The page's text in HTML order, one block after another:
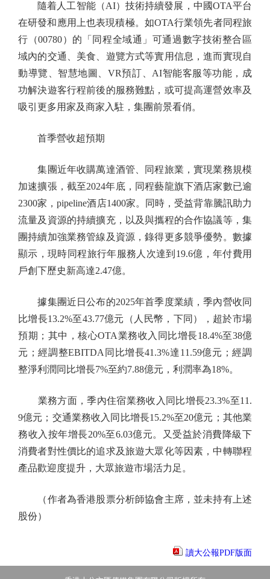
隨着人工智能（AI）技術持續發展，中國OTA平台
在研發和應用上也表現積極。如OTA行業領先者同程旅
行（00780）的「同程全域通」可通過數字技術整合區
域內的交通、美食、遊覽方式等實用信息，進而實現自
動導覽、智慧地圖、VR預訂、AI智能客服等功能，成
功解決遊客行程前後的服務難點，或可提高運營效率及
吸引更多用家及商家入駐，集團前景看俏。
首季營收超預期
集團近年收購萬達酒管、同程旅業，實現業務規模
加速擴張，截至2024年底，同程藝龍旗下酒店家數已逾
2300家，pipeline酒店1400家。同時，受益背靠騰訊助力
流量及資源的持續擴充，以及與攜程的合作協議等，集
團持續加強業務管線及資源，錄得更多競爭優勢。數據
顯示，現時同程旅行年服務人次達到19.6億，年付費用
戶創下歷史新高達2.47億。
據集團近日公布的2025年首季度業績，季內營收同
比增長13.2%至43.77億元（人民幣，下同），超於市場
預期；其中，核心OTA業務收入同比增長18.4%至38億
元；經調整EBITDA同比增長41.3%達11.59億元；經調
整淨利潤同比增長7%至約7.88億元，利潤率為18%。
業務方面，季內住宿業務收入同比增長23.3%至11.
9億元；交通業務收入同比增長15.2%至20億元；其他業
務收入按年增長20%至6.03億元。又受益於消費降級下
消費者對性價比的追求及旅遊大眾化等因素，中轉聯程
產品歡迎度提升，大眾旅遊市場活力足。
（作者為香港股票分析師協會主席，並未持有上述
股份）
讀大公報PDF版面